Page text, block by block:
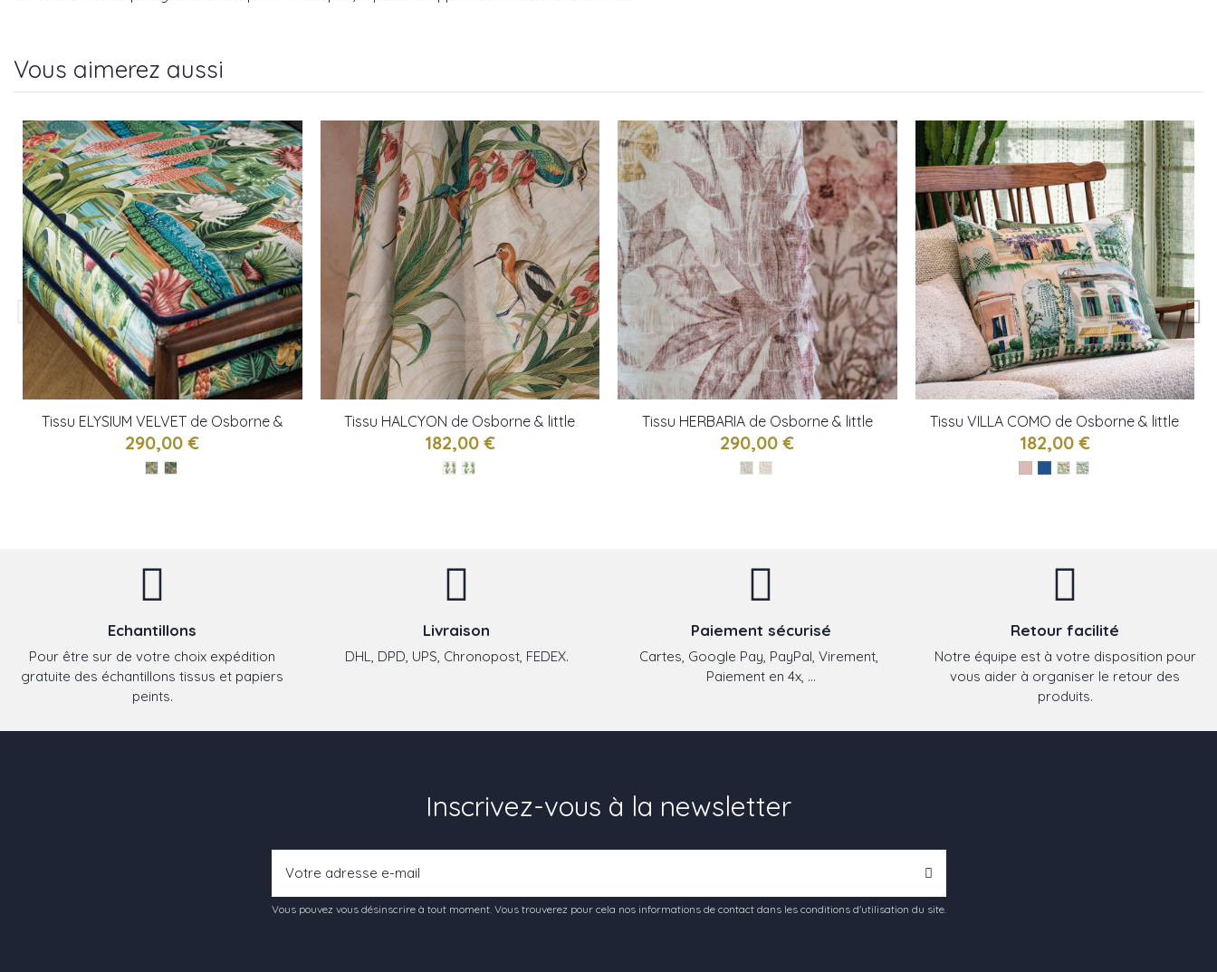
Vous aimerez aussi
Tissu ELYSIUM VELVET de Osborne &
little
290,00 €
Tissu HALCYON de Osborne & little
182,00 €
Tissu HERBARIA de Osborne & little
290,00 €
Tissu VILLA COMO de Osborne & little
182,00 €
Echantillons
Pour être sur de votre choix expédition
gratuite des échantillons tissus et papiers
peints.
Livraison
DHL, DPD, UPS, Chronopost, FEDEX.
Paiement sécurisé
Cartes, Google Pay, PayPal, Virement,
Paiement en 4x, ...
Retour facilité
Notre équipe est à votre disposition pour
vous aider à organiser le retour des
produits.
Inscrivez-vous à la newsletter
Vous pouvez vous désinscrire à tout moment. Vous trouverez pour cela nos informations de contact dans les conditions d'utilisation du site.